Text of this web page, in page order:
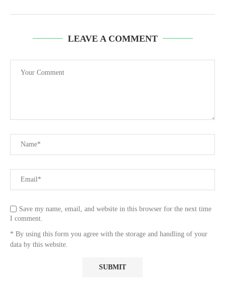
LEAVE A COMMENT
Save my name, email, and website in this browser for the next time
I comment.
* By using this form you agree with the storage and handling of your
data by this website.